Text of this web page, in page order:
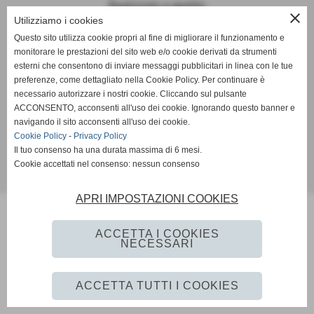
Realizzato e gestito
Realizzato da Impresa Insieme S.r.l. e passato a l'Istituto di
Ricerca sulla Formazione Intervento (IRIFI)
Social
close
Utilizziamo i cookies
Questo sito utilizza cookie propri al fine di migliorare il funzionamento e
monitorare le prestazioni del sito web e/o cookie derivati da strumenti
esterni che consentono di inviare messaggi pubblicitari in linea con le tue
preferenze, come dettagliato nella Cookie Policy. Per continuare è
necessario autorizzare i nostri cookie. Cliccando sul pulsante
ACCONSENTO, acconsenti all'uso dei cookie. Ignorando questo banner e
navigando il sito acconsenti all'uso dei cookie.
Cookie Policy - Privacy Policy
Il tuo consenso ha una durata massima di 6 mesi.
Cookie accettati nel consenso: nessun consenso
APRI IMPOSTAZIONI COOKIES
ACCETTA I COOKIES
NECESSARI
ACCETTA TUTTI I COOKIES